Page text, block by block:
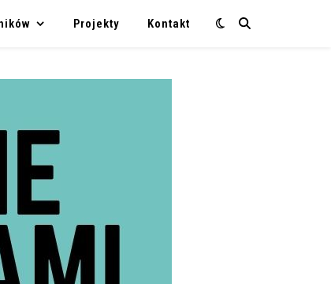
Projekty Kontakt